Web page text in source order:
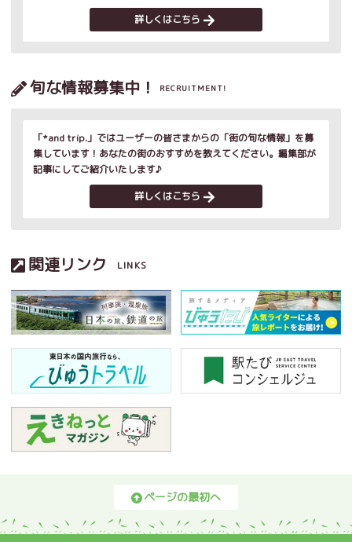
詳しくはこちら
旬な情報募集中！ RECRUITMENT!
「*and trip.」ではユーザーの皆さまからの「街の旬な情報」を募
集しています！あなたの街のおすすめを教えてください。編集部が
記事にしてご紹介いたします♪
詳しくはこちら
関連リンク LINKS
ページの最初へ